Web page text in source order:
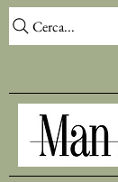
Cerca...